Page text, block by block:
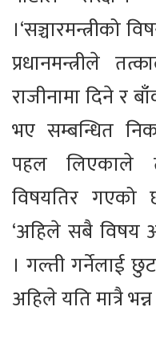
।‘सञ्चारमन्त्रीको
प्रधानमन्त्रीले
राजीनामा दिने र
भए सम्बन्धित
पहल लिएकाले
विषयतिर गएको
‘अहिले सबै विषय
। गल्ती गर्नेलाई
अहिले यति मात्रै